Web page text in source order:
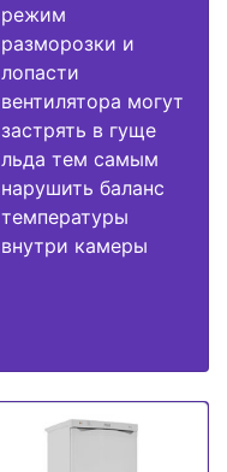
режим
разморозки и
лопасти
вентилятора могут
застрять в гуще
льда тем самым
нарушить баланс
температуры
внутри камеры